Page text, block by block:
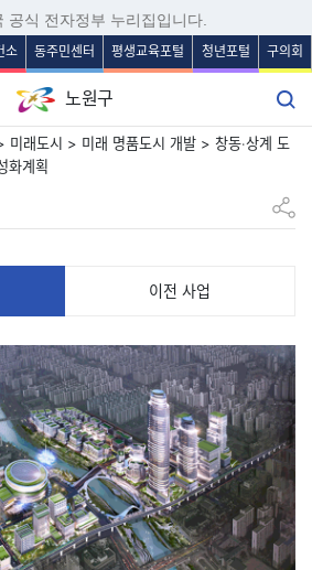
본문 바로가기
메뉴 바로가기
조메뉴 바로가기
푸터 바로가기
공식 전자정부 누리집입니다.
소 동주민센터 평생교육포털 청년포털 구의회
노원구
미래도시 > 미래 명품도시 개발 > 창동‧상계 도
화계획
공유하
이전 사업